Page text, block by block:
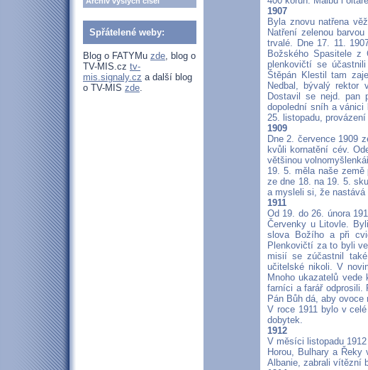
Spřátelené weby:
Blog o FATYMu zde, blog o
TV-MIS.cz tv-
mis.signaly.cz a další blog
o TV-MIS zde.
1907
Byla znovu natřena
Natření zelenou
trvalé. Dne 17. 11.
Božského Spasitele
plenkovičtí se
Štěpán Klestil tam
Nedbal, bývalý rektor
Dostavil se nejd. pan
dopolední sníh a vánici
25. listopadu,
1909
Dne 2. července 1909
kvůli kornatění cév.
většinou
19. 5. měla naše
ze dne 18. na 19. 5.
a mysleli si, že
1911
Od 19. do 26. února
Červenky u Litovle.
slova Božího a při
Plenkovičtí za to byli
misií se zúčastnil
učitelské nikoli. V
Mnoho ukazatelů
farníci a farář odprosili.
Pán Bůh dá, aby ovoce
V roce 1911 bylo v
dobytek.
1912
V měsíci listopadu
Horou, Bulhary a
Albanie, zabrali vítězní